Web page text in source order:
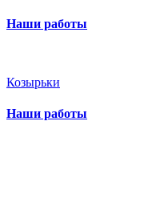
Наши работы
Козырьки
Наши работы